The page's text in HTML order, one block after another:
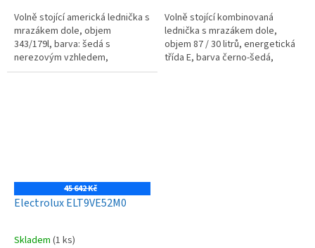
Volně stojící americká lednička s
mrazákem dole, objem
343/179l, barva: šedá s
nerezovým vzhledem,
energetická třída E, technologie
Volně stojící kombinovaná
lednička s mrazákem dole,
objem 87 / 30 litrů, energetická
třída E, barva černo-šedá,
45 642 Kč
Electrolux ELT9VE52M0
Skladem (1 ks)